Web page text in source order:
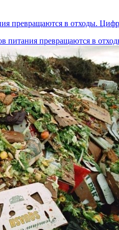
превращаются в отходы.
питания превращаются в